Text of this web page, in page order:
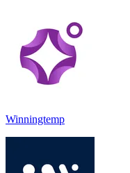
Winningtemp